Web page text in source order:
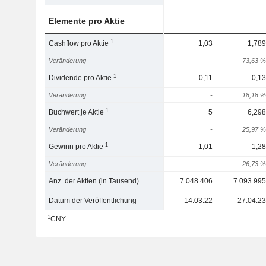
Elemente pro Aktie
Cashflow pro Aktie1 1,03 1,789
Veränderung - 73,63 %
Dividende pro Aktie1 0,11 0,13
Veränderung - 18,18 %
Buchwert je Aktie1 5 6,298
Veränderung - 25,97 %
Gewinn pro Aktie1 1,01 1,28
Veränderung - 26,73 %
Anz. der Aktien (in Tausend) 7.048.406 7.093.995
Datum der Veröffentlichung 14.03.22 27.04.23
1CNY